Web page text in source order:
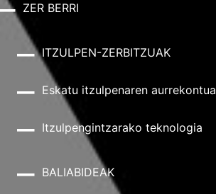
ZER BERRI
ITZULPEN-ZERBITZUAK
Eskatu itzulpenaren aurrekontua
Itzulpengintzarako teknologia
BALIABIDEAK